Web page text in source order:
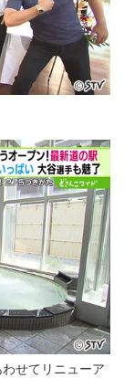
せてリニューア